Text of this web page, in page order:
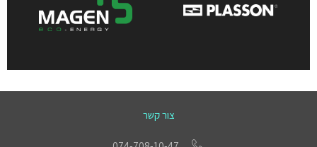
צור קשר